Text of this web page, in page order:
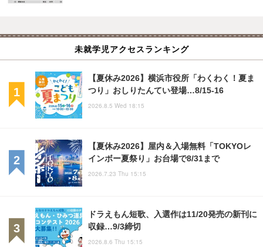
未就学児アクセスランキング
【夏休み2026】横浜市役所「わくわく！夏ま
つり」おしりたんてい登場…8/15-16
2026.8.5 Wed 18:15
【夏休み2026】屋内＆入場無料「TOKYOレ
インボー夏祭り」お台場で8/31まで
2026.7.23 Thu 15:15
ドラえもん短歌、入選作は11/20発売の新刊に
収録…9/3締切
2026.8.6 Thu 15:15